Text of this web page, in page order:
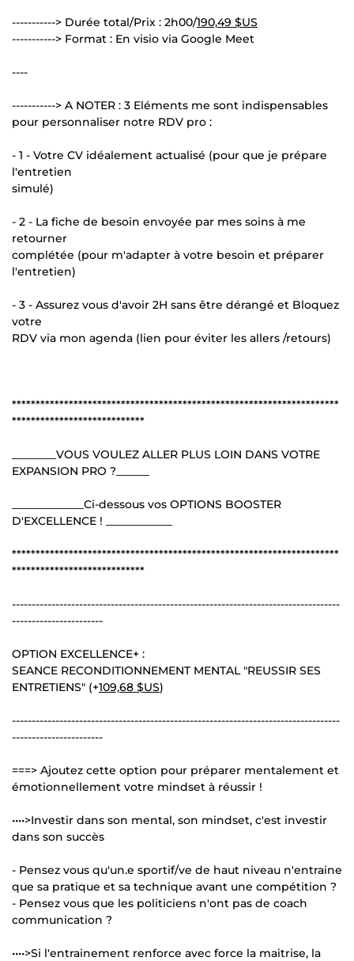
-----------> Durée total/Prix : 2h00/190,49 $US
-----------> Format : En visio via Google Meet
----
-----------> A NOTER : 3 Eléments me sont indispensables
pour personnaliser notre RDV pro :
- 1 - Votre CV idéalement actualisé (pour que je prépare
l'entretien
simulé)
- 2 - La fiche de besoin envoyée par mes soins à me
retourner
complétée (pour m'adapter à votre besoin et préparer
l'entretien)
- 3 - Assurez vous d'avoir 2H sans être dérangé et Bloquez
votre
RDV via mon agenda (lien pour éviter les allers /retours)
*********************************************************************
****************************
________VOUS VOULEZ ALLER PLUS LOIN DANS VOTRE
EXPANSION PRO ?______
_____________Ci-dessous vos OPTIONS BOOSTER
D'EXCELLENCE ! ____________
*********************************************************************
****************************
-----------------------------------------------------------------------------------
-----------------------
OPTION EXCELLENCE+ :
SEANCE RECONDITIONNEMENT MENTAL "REUSSIR SES
ENTRETIENS" (+109,68 $US)
-----------------------------------------------------------------------------------
-----------------------
===> Ajoutez cette option pour préparer mentalement et
émotionnellement votre mindset à réussir !
••••>Investir dans son mental, son mindset, c'est investir
dans son succès
- Pensez vous qu'un.e sportif/ve de haut niveau n'entraine
que sa pratique et sa technique avant une compétition ?
- Pensez vous que les politiciens n'ont pas de coach
communication ?
••••>Si l'entrainement renforce avec force la maitrise, la